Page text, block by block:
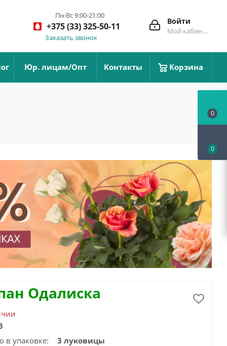
Войти
Мой кабинет
Пн-Вс 9:00-21:00
+375 (33) 325-50-11
Заказать звонок
Юр. лицам/Опт Контакты Корзина
Одалиска
в упаковке:
3 луковицы
0
0